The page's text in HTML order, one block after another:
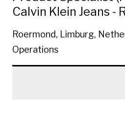
Calvin Klein Jeans -
Roermond, Limburg,
Operations